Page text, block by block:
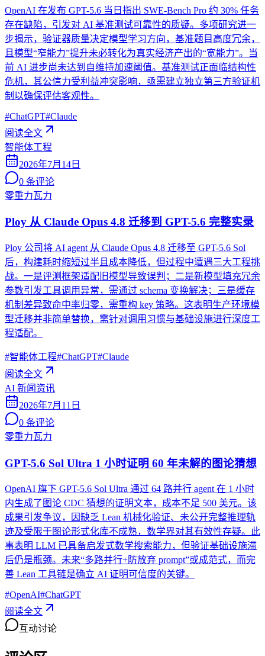
OpenAI 在发布 GPT-5.6 当日指出 SWE-Bench Pro 约 30% 任务
存在缺陷，引发对 AI 基准测试可靠性的质疑。多项研究进一
步揭示，验证器质量决定模型学习方向，基准题目高度冗余，
且模型“窄能力”提升未必转化为真实经济产出的“宽能力”。当
前 AI 进步尚未达到自维持加速阈值。基准测试正面临结构性
危机，其公信力受利益冲突影响，亟需建立独立第三方验证机
制以确保评估客观性。
#ChatGPT#Claude
阅读全文
智能体工程
2026年7月14日
0 条评论
零重力瓦力
Ploy 从 Claude Opus 4.8 迁移到 GPT-5.6 完整实录
Ploy 公司将 AI agent 从 Claude Opus 4.8 迁移至 GPT-5.6 Sol
后，构建耗时缩短过半且成本降低，但过程中遭遇三大工程挑
战。一是评测框架适配旧模型导致误判；二是新模型填充冗余
参数引发工具调用异常，需通过 schema 变换解决；三是缓存
机制差异致命中率归零，需重构 key 策略。这表明生产环境模
型迁移并非简单替换，需针对调用习惯与基础设施进行深度工
程适配。
#智能体工程#ChatGPT#Claude
阅读全文
AI 新闻资讯
2026年7月11日
0 条评论
零重力瓦力
GPT-5.6 Sol Ultra 1 小时证明 60 年未解的图论猜想
OpenAI 旗下 GPT-5.6 Sol Ultra 通过 64 路并行 agent 在 1 小时
内生成了图论 CDC 猜想的证明文本，成本不足 500 美元。该
成果引发争议，因缺乏 Lean 机械化验证、未公开完整推理轨
迹及受限于图论形式化库不成熟，数学界对其有效性存疑。此
事表明 LLM 已具备启发式数学搜索能力，但验证基础设施滞
后仍是瓶颈。未来“多路并行+防放弃 prompt”或成范式，而完
善 Lean 工具链是确立 AI 证明可信度的关键。
#OpenAI#ChatGPT
阅读全文
互动讨论